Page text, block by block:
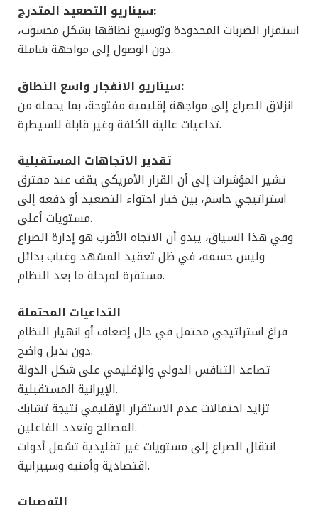
سيناريو التصعيد المتدرج:
استمرار الضربات المحدودة وتوسيع نطاقها بشكل محسوب،
دون الوصول إلى مواجهة شاملة.
سيناريو الانفجار واسع النطاق:
انزلاق الصراع إلى مواجهة إقليمية مفتوحة، بما يحمله من
تداعيات عالية الكلفة وغير قابلة للسيطرة.
تقدير الاتجاهات المستقبلية
تشير المؤشرات إلى أن القرار الأمريكي يقف عند مفترق
استراتيجي حاسم، بين خيار احتواء التصعيد أو دفعه إلى
مستويات أعلى.
وفي هذا السياق، يبدو أن الاتجاه الأقرب هو إدارة الصراع
وليس حسمه، في ظل تعقيد المشهد وغياب بدائل
مستقرة لمرحلة ما بعد النظام.
التداعيات المحتملة
فراغ استراتيجي محتمل في حال إضعاف أو انهيار النظام
دون بديل واضح.
تصاعد التنافس الدولي والإقليمي على شكل الدولة
الإيرانية المستقبلية.
تزايد احتمالات عدم الاستقرار الإقليمي نتيجة تشابك
المصالح وتعدد الفاعلين.
انتقال الصراع إلى مستويات غير تقليدية تشمل أدوات
اقتصادية وأمنية وسيبرانية.